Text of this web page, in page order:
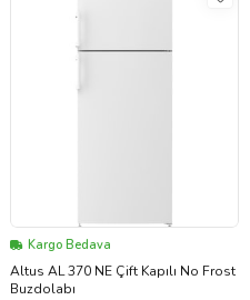
Kargo Bedava
Altus AL 370 NE Çift Kapılı No Frost
Buzdolabı